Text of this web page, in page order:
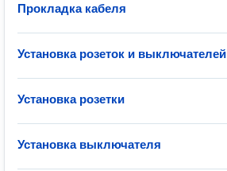
Прокладка кабеля
Установка розеток и выключателей
Установка розетки
Установка выключателя